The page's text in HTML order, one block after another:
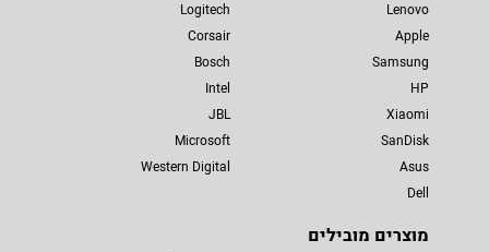
Lenovo
Apple
Samsung
HP
Xiaomi
SanDisk
Asus
Dell
Logitech
Corsair
Bosch
Intel
JBL
Microsoft
Western Digital
מוצרים מובילים